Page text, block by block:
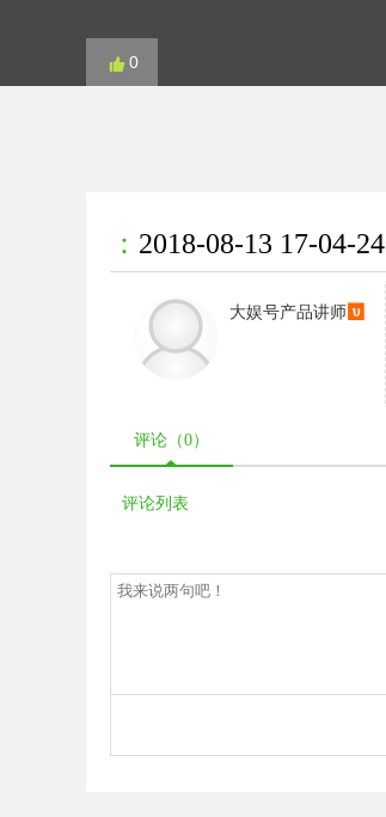
0
： 2018-08-13 17-04-24
大娱号产品讲师
评论（0）
评论列表